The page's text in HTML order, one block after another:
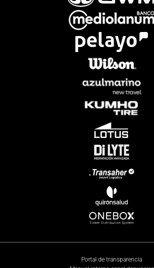
Portal de transparencia